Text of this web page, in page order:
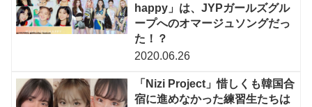
happy」は、JYPガールズグル
ープへのオマージュソングだっ
た！？
2020.06.26
「Nizi Project」惜しくも韓国合
宿に進めなかった練習生たちは